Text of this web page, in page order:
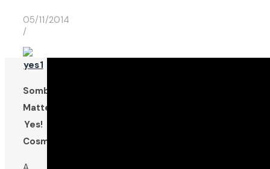
05/11/2014
/
Sombras
Matte
Yes!
Cosmetics